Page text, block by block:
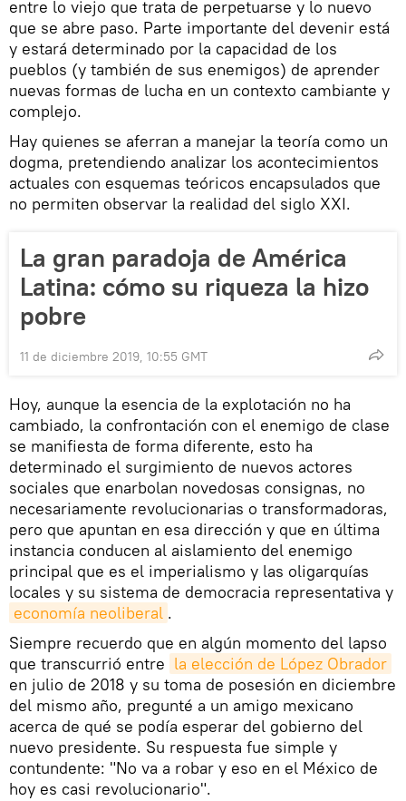
entre lo viejo que trata de perpetuarse y lo nuevo
que se abre paso. Parte importante del devenir está
y estará determinado por la capacidad de los
pueblos (y también de sus enemigos) de aprender
nuevas formas de lucha en un contexto cambiante y
complejo.
Hay quienes se aferran a manejar la teoría como un
dogma, pretendiendo analizar los acontecimientos
actuales con esquemas teóricos encapsulados que
no permiten observar la realidad del siglo XXI.
La gran paradoja de América
Latina: сómo su riqueza la hizo
pobre
11 de diciembre 2019, 10:55 GMT
Hoy, aunque la esencia de la explotación no ha
cambiado, la confrontación con el enemigo de clase
se manifiesta de forma diferente, esto ha
determinado el surgimiento de nuevos actores
sociales que enarbolan novedosas consignas, no
necesariamente revolucionarias o transformadoras,
pero que apuntan en esa dirección y que en última
instancia conducen al aislamiento del enemigo
principal que es el imperialismo y las oligarquías
locales y su sistema de democracia representativa y
economía neoliberal .
Siempre recuerdo que en algún momento del lapso
que transcurrió entre la elección de López Obrador
en julio de 2018 y su toma de posesión en diciembre
del mismo año, pregunté a un amigo mexicano
acerca de qué se podía esperar del gobierno del
nuevo presidente. Su respuesta fue simple y
contundente: "No va a robar y eso en el México de
hoy es casi revolucionario".